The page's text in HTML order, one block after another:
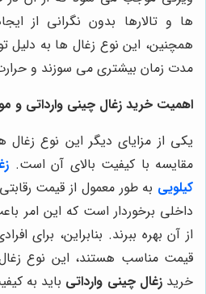
ها و تالارها بدون نگرانی از
همچنین، این نوع زغال ها به دلیل
مدت زمان بیشتری می سوزند و
اهمیت خرید زغال چینی وارداتی و
یکی از مزایای دیگر این نوع
مقایسه با کیفیت بالای آن است.
کیلویی به طور معمول از قیمت
داخلی برخوردار است که این امر
از آن بهره ببرند. بنابراین، برای
قیمت مناسب هستند، این نوع
خریدزغال چینی وارداتی باید به